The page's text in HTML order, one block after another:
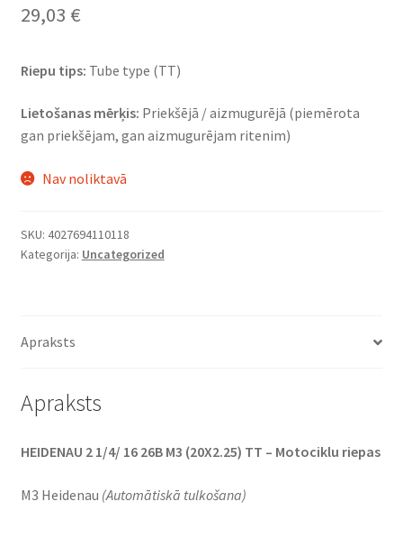
29,03 €
Riepu tips: Tube type (TT)
Lietošanas mērķis: Priekšējā / aizmugurējā (piemērota
gan priekšējam, gan aizmugurējam ritenim)
Nav noliktavā
SKU: 4027694110118
Kategorija: Uncategorized
Apraksts
Apraksts
HEIDENAU 2 1/4/ 16 26B M3 (20X2.25) TT – Motociklu riepas
M3 Heidenau (Automātiskā tulkošana)